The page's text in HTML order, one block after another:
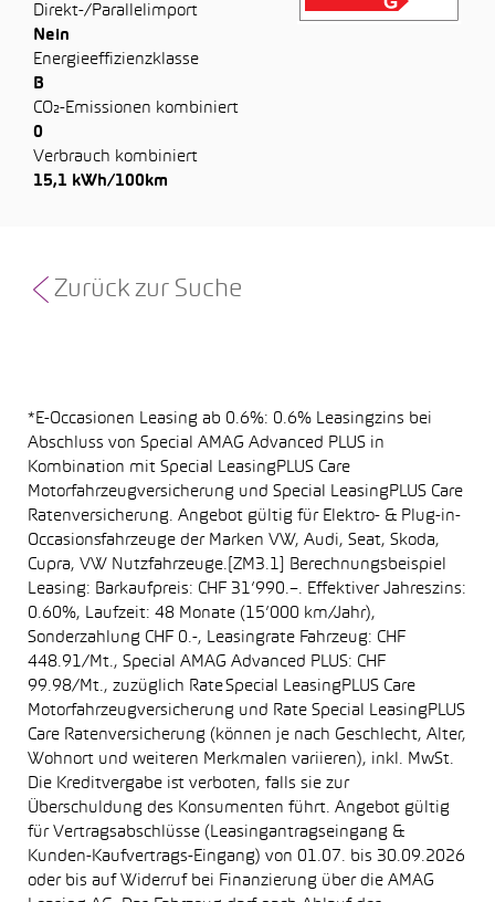
Direkt-/Parallelimport
Nein
Energieeffizienzklasse
B
CO₂-Emissionen kombiniert
0
Verbrauch kombiniert
15,1 kWh/100km
Zurück zur Suche
*E-Occasionen Leasing ab 0.6%: 0.6% Leasingzins bei
Abschluss von Special AMAG Advanced PLUS in
Kombination mit Special LeasingPLUS Care
Motorfahrzeugversicherung und Special LeasingPLUS Care
Ratenversicherung. Angebot gültig für Elektro- & Plug-in-
Occasionsfahrzeuge der Marken VW, Audi, Seat, Skoda,
Cupra, VW Nutzfahrzeuge.[ZM3.1] Berechnungsbeispiel
Leasing: Barkaufpreis: CHF 31’990.–. Effektiver Jahreszins:
0.60%, Laufzeit: 48 Monate (15’000 km/Jahr),
Sonderzahlung CHF 0.-, Leasingrate Fahrzeug: CHF
448.91/Mt., Special AMAG Advanced PLUS: CHF
99.98/Mt., zuzüglich Rate Special LeasingPLUS Care
Motorfahrzeugversicherung und Rate Special LeasingPLUS
Care Ratenversicherung (können je nach Geschlecht, Alter,
Wohnort und weiteren Merkmalen variieren), inkl. MwSt.
Die Kreditvergabe ist verboten, falls sie zur
Überschuldung des Konsumenten führt. Angebot gültig
für Vertragsabschlüsse (Leasingantragseingang &
Kunden-Kaufvertrags-Eingang) von 01.07. bis 30.09.2026
oder bis auf Widerruf bei Finanzierung über die AMAG